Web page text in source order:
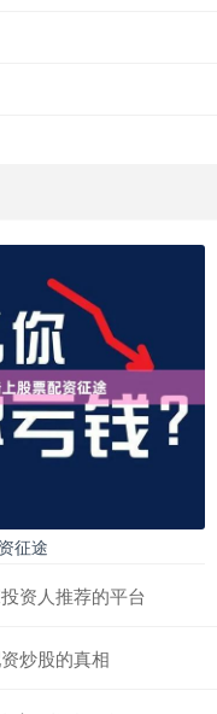
征途
资人推荐的平台
炒股的真相